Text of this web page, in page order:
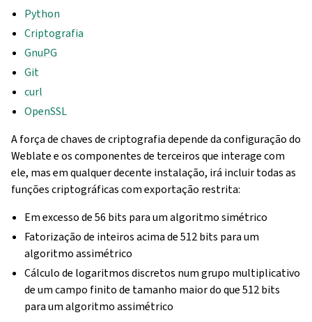
Python
Criptografia
GnuPG
Git
curl
OpenSSL
A força de chaves de criptografia depende da configuração do
Weblate e os componentes de terceiros que interage com
ele, mas em qualquer decente instalação, irá incluir todas as
funções criptográficas com exportação restrita:
Em excesso de 56 bits para um algoritmo simétrico
Fatorização de inteiros acima de 512 bits para um
algoritmo assimétrico
Cálculo de logaritmos discretos num grupo multiplicativo
de um campo finito de tamanho maior do que 512 bits
para um algoritmo assimétrico